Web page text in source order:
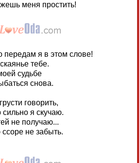
меня простить!
передам я в этом слове!
тебе.
судьбе
снова.
говорить,
сильно я скучаю.
не получаю...
не забыть.